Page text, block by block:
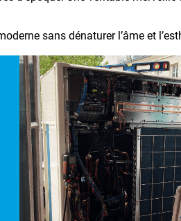
sans dénaturer l’âme et